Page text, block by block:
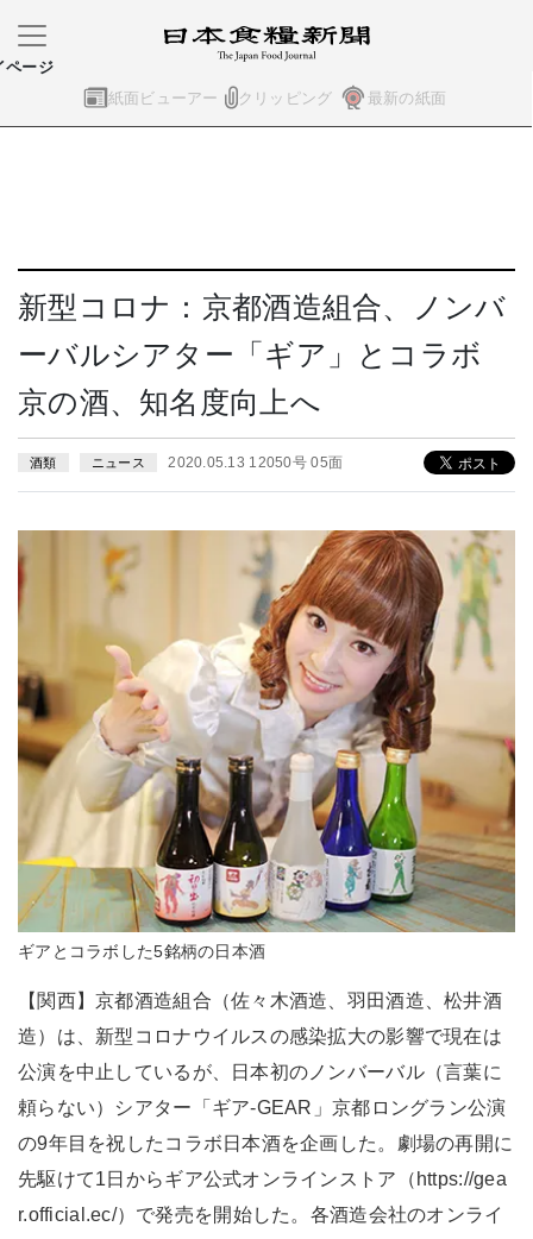
紙面ビューアー クリッピング 最新の紙面
ページ
新型コロナ：京都酒造組合、ノンバ
ーバルシアター「ギア」とコラボ
京の酒、知名度向上へ
酒類 ニュース 2020.05.13 12050号 05面
ギアとコラボした5銘柄の日本酒
【関西】京都酒造組合（佐々木酒造、羽田酒造、松井酒
造）は、新型コロナウイルスの感染拡大の影響で現在は
公演を中止しているが、日本初のノンバーバル（言葉に
頼らない）シアター「ギア-GEAR」京都ロングラン公演
の9年目を祝したコラボ日本酒を企画した。劇場の再開に
先駆けて1日からギア公式オンラインストア（https://gea
r.official.ec/）で発売を開始した。各酒造会社のオンライ